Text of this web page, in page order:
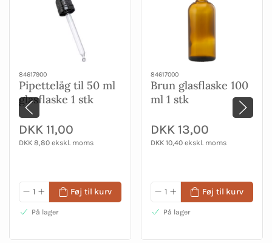
84617900
Pipettelåg til 50 ml
glasflaske 1 stk
DKK 11,00
DKK 8,80 ekskl. moms
Føj til kurv
På lager
84617000
Brun glasflaske 100
ml 1 stk
DKK 13,00
DKK 10,40 ekskl. moms
Føj til kurv
På lager